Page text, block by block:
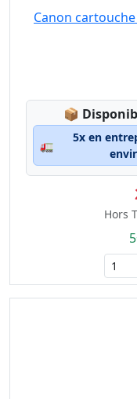
Canon
📦
🚛
5x en
Hors